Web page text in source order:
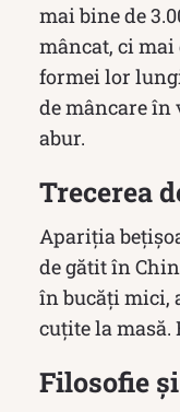
mai bine de
mâncat, ci
formei lor
de mâncare în
abur.
Trecerea
Apariția
de gătit în
în bucăți mici,
cuțite la masă.
Filosofie